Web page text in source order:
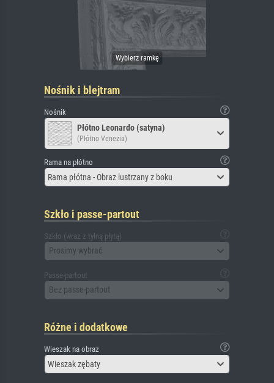
Nośnik i blejtram
Nośnik
Płótno Leonardo (satyna)
(Płótno Venezia)
Rama na płótno
Rama płótna - Obraz lustrzany z boku
Szkło i passe-partout
Szkło (wraz z tylną płytą)
Prosimy wybrać
Passe-partout
Bez passe-partout
Różne i dodatkowe
Wieszak na obraz
Wieszak zębaty